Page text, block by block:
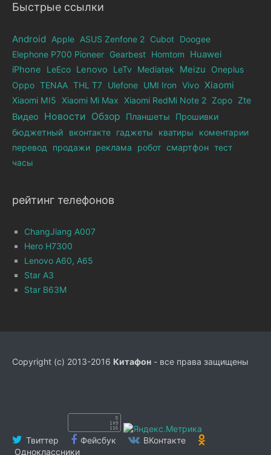
Быстрые ссылки
Android Apple ASUS Zenfone 2 Cubot Doogee
Elephone Р700 Pioneer Gearbest Homtom
Huawei
iPhone
LeEco Lenovo LeTv Mediatek Meizu
Oneplus
Oppo TENAA THL T7 Ulefone UMI Iron Vivo Xiaomi
Xiaomi MI5 Xiaomi Mi Max Xiaomi RedMi Note 2 Zopo Zte
Видео Новости Обзор Планшеты
Прошивки
бюджетный
вконтакте гаджеты кватиры
коментарии
перевод
продажи реклама робот смартфон тест
часы
рейтинг телефонов
ChangJiang A007
Hero H7300
Lenovo A60, A65
Star A3
Star B63M
Copyright (c) 2013-2016 Китафон - все права защищены
Твиттер Фейсбук
ВКонтакте
Одноклассники